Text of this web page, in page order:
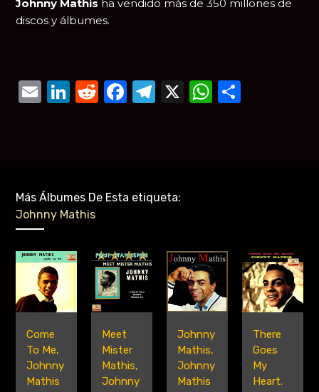
Johnny Mathis ha vendido más de 350 millones de
discos y álbumes.
Email
LinkedIn
Reddit
Facebook
Telegram
X
Más Álbumes De Esta etiqueta:
Johnny Mathis
Come
To Me,
Johnny
Mathis
Meet
Mister
Mathis,
Johnny
Johnny
Mathis,
Johnny
Mathis
There
Goes
My
Heart.